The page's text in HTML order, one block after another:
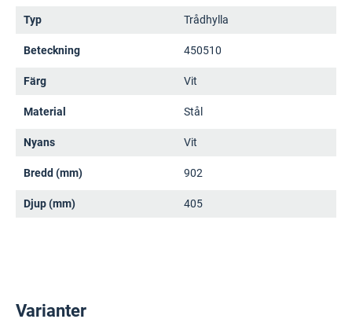
Typ Trådhylla
Beteckning 450510
Färg Vit
Material Stål
Nyans Vit
Bredd (mm) 902
Djup (mm) 405
Varianter